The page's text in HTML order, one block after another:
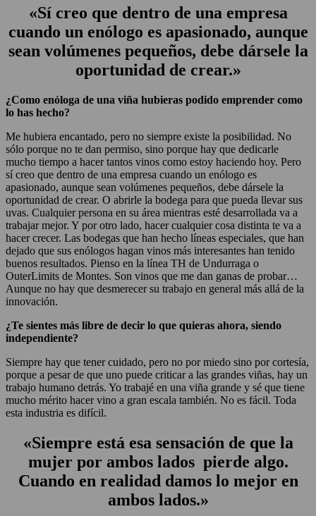
«Sí creo que dentro de una empresa
cuando un enólogo es apasionado, aunque
sean volúmenes pequeños, debe dársele la
oportunidad de crear.»
¿Como enóloga de una viña hubieras podido emprender como
lo has hecho?
Me hubiera encantado, pero no siempre existe la posibilidad. No
sólo porque no te dan permiso, sino porque hay que dedicarle
mucho tiempo a hacer tantos vinos como estoy haciendo hoy. Pero
sí creo que dentro de una empresa cuando un enólogo es
apasionado, aunque sean volúmenes pequeños, debe dársele la
oportunidad de crear. O abrirle la bodega para que pueda llevar sus
uvas. Cualquier persona en su área mientras esté desarrollada va a
trabajar mejor. Y por otro lado, hacer cualquier cosa distinta te va a
hacer crecer. Las bodegas que han hecho líneas especiales, que han
dejado que sus enólogos hagan vinos más interesantes han tenido
buenos resultados. Pienso en la línea TH de Undurraga o
OuterLimits de Montes. Son vinos que me dan ganas de probar…
Aunque no hay que desmerecer su trabajo en general más allá de la
innovación.
¿Te sientes más libre de decir lo que quieras ahora, siendo
independiente?
Siempre hay que tener cuidado, pero no por miedo sino por cortesía,
porque a pesar de que uno puede criticar a las grandes viñas, hay un
trabajo humano detrás. Yo trabajé en una viña grande y sé que tiene
mucho mérito hacer vino a gran escala también. No es fácil. Toda
esta industria es difícil.
«Siempre está esa sensación de que la
mujer por ambos lados pierde algo.
Cuando en realidad damos lo mejor en
ambos lados.»